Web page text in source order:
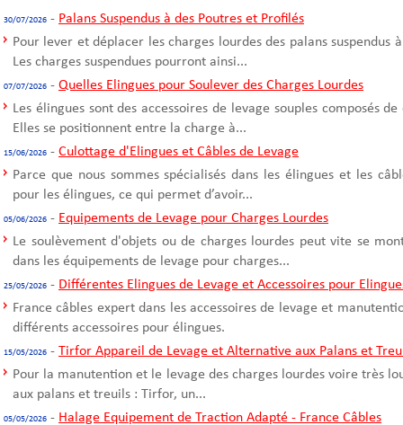
30/07/2026 - Palans Suspendus à des Poutres et Profilés
Pour lever et déplacer les charges lourdes des palans suspendus
Les charges suspendues pourront ainsi...
07/07/2026 - Quelles Elingues pour Soulever des Charges Lourdes
Les élingues sont des accessoires de levage souples composés
Elles se positionnent entre la charge à...
15/06/2026 - Culottage d'Elingues et Câbles de Levage
Parce que nous sommes spécialisés dans les élingues et les
pour les élingues, ce qui permet d’avoir...
05/06/2026 - Equipements de Levage pour Charges Lourdes
Le soulèvement d'objets ou de charges lourdes peut vite se
dans les équipements de levage pour charges...
25/05/2026 - Différentes Elingues de Levage et Accessoires pour
France câbles expert dans les accessoires de levage et
différents accessoires pour élingues.
15/05/2026 - Tirfor Appareil de Levage et Alternative aux Palans et
Pour la manutention et le levage des charges lourdes voire très
aux palans et treuils : Tirfor, un...
05/05/2026 - Halage Equipement de Traction Adapté - France Câbles